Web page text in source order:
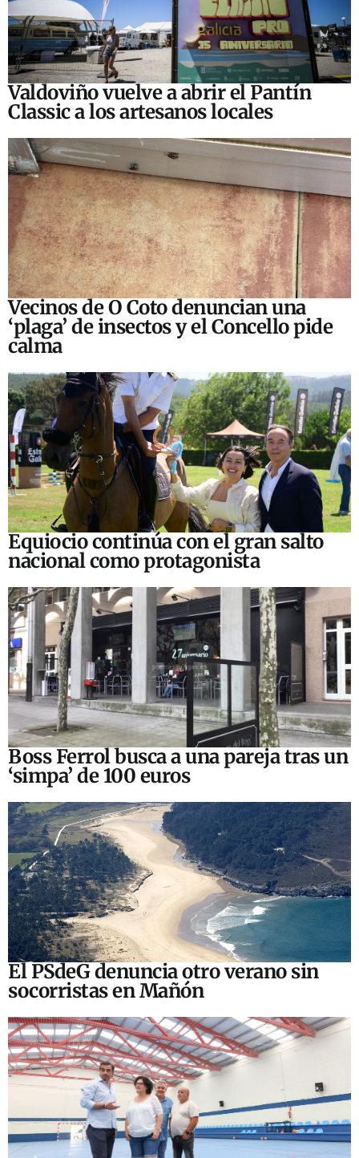
Valdoviño vuelve a abrir el Pantín
Classic a los artesanos locales
Vecinos de O Coto denuncian una
‘plaga’ de insectos y el Concello pide
calma
Equiocio continúa con el gran salto
nacional como protagonista
Boss Ferrol busca a una pareja tras un
‘simpa’ de 100 euros
El PSdeG denuncia otro verano sin
socorristas en Mañón